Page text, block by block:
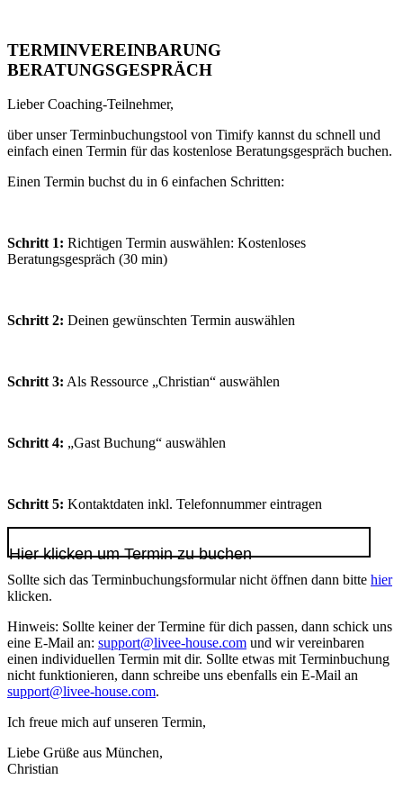
TERMINVEREINBARUNG
BERATUNGSGESPRÄCH
Lieber Coaching-Teilnehmer,
über unser Terminbuchungstool von Timify kannst du schnell und
einfach einen Termin für das kostenlose Beratungsgespräch buchen.
Einen Termin buchst du in 6 einfachen Schritten:
Schritt 1: Richtigen Termin auswählen: Kostenloses
Beratungsgespräch (30 min)
Schritt 2: Deinen gewünschten Termin auswählen
Schritt 3: Als Ressource „Christian“ auswählen
Schritt 4: „Gast Buchung“ auswählen
Schritt 5: Kontaktdaten inkl. Telefonnummer eintragen
Hier klicken um Termin zu buchen
Sollte sich das Terminbuchungsformular nicht öffnen dann bitte hier
klicken.
Hinweis: Sollte keiner der Termine für dich passen, dann schick uns
eine E-Mail an: support@livee-house.com und wir vereinbaren
einen individuellen Termin mit dir. Sollte etwas mit Terminbuchung
nicht funktionieren, dann schreibe uns ebenfalls ein E-Mail an
support@livee-house.com.
Ich freue mich auf unseren Termin,
Liebe Grüße aus München,
Christian